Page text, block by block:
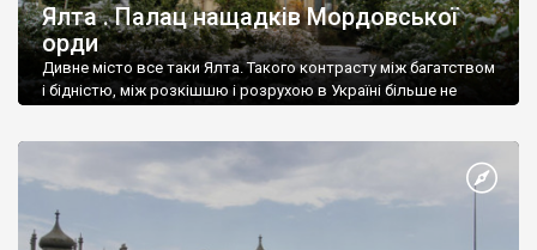
Ялта . Палац нащадків Мордовської
орди
Дивне місто все таки Ялта. Такого контрасту між багатством
і бідністю, між розкішшю і розрухою в Україні більше не